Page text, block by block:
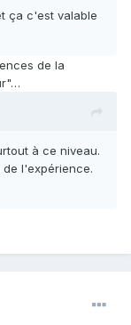
ça c'est valable
de la
à ce niveau.
l'expérience.